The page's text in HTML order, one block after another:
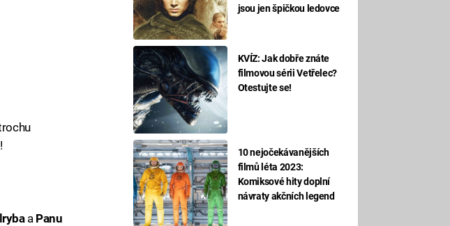
jsou jen špičkou ledovce
KVÍZ: Jak dobře znáte
filmovou sérii Vetřelec?
Otestujte se!
10 nejočekávanějších
filmů léta 2023:
Komiksové hity doplní
návraty akčních legend
a Panu